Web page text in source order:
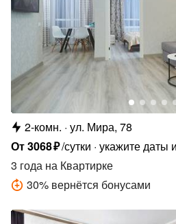
2-комн. ул. Мира, 78
От3068₽/сутки укажите даты
3 года на Квартирке
30% вернётся бонусами